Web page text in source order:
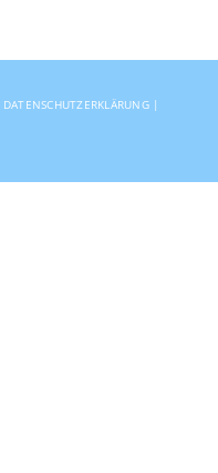
DATENSCHUTZERKLÄRUNG|